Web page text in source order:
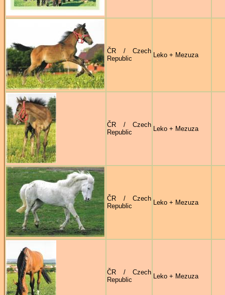
ČR / Czech
Republic
Leko + Mezuza
ČR / Czech
Republic
Leko + Mezuza
ČR / Czech
Republic
Leko + Mezuza
ČR / Czech
Republic
Leko + Mezuza